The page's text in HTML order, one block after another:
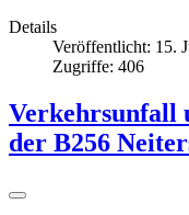
Details
Veröffentlicht: 15.
Zugriffe: 406
Verkehrsunfall
der B256